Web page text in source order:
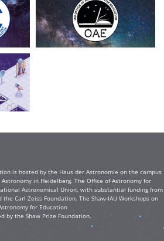
is hosted by the Haus der Astronomie on the campus
in Heidelberg. The Office of Astronomy for
Astronomical Union, with substantial funding from
Carl Zeiss Foundation. The Shaw-IAU Workshops on
for Education
by the Shaw Prize Foundation.